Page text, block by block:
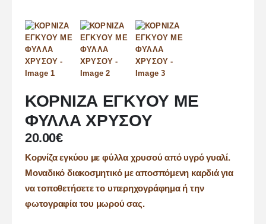
ΚΟΡΝΙΖΑ ΕΓΚΥΟΥ ΜΕ
ΦΥΛΛΑ ΧΡΥΣΟΥ
20.00€
Κορνίζα εγκύου με φύλλα χρυσού από υγρό γυαλί.
Μοναδικό διακοσμητικό με αποσπόμενη καρδιά για
να τοποθετήσετε το υπερηχογράφημα ή την
φωτογραφία του μωρού σας.